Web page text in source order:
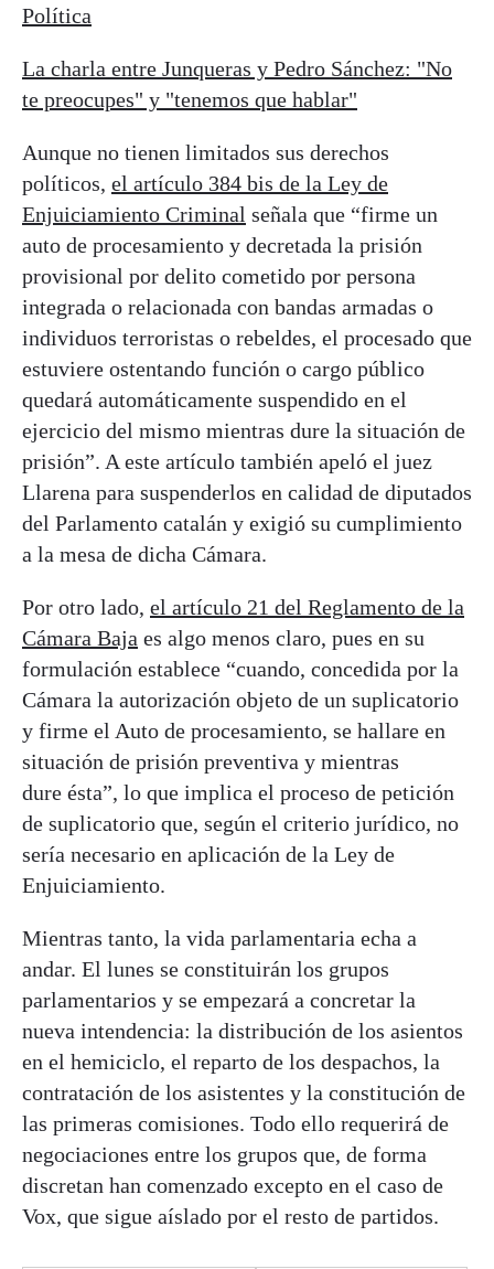
Política
La charla entre Junqueras y Pedro Sánchez: "No
te preocupes" y "tenemos que hablar"
Aunque no tienen limitados sus derechos
políticos, el artículo 384 bis de la Ley de
Enjuiciamiento Criminal señala que “firme un
auto de procesamiento y decretada la prisión
provisional por delito cometido por persona
integrada o relacionada con bandas armadas o
individuos terroristas o rebeldes, el procesado que
estuviere ostentando función o cargo público
quedará automáticamente suspendido en el
ejercicio del mismo mientras dure la situación de
prisión”. A este artículo también apeló el juez
Llarena para suspenderlos en calidad de diputados
del Parlamento catalán y exigió su cumplimiento
a la mesa de dicha Cámara.
Por otro lado, el artículo 21 del Reglamento de la
Cámara Baja es algo menos claro, pues en su
formulación establece “cuando, concedida por la
Cámara la autorización objeto de un suplicatorio
y firme el Auto de procesamiento, se hallare en
situación de prisión preventiva y mientras
dure ésta”, lo que implica el proceso de petición
de suplicatorio que, según el criterio jurídico, no
sería necesario en aplicación de la Ley de
Enjuiciamiento.
Mientras tanto, la vida parlamentaria echa a
andar. El lunes se constituirán los grupos
parlamentarios y se empezará a concretar la
nueva intendencia: la distribución de los asientos
en el hemiciclo, el reparto de los despachos, la
contratación de los asistentes y la constitución de
las primeras comisiones. Todo ello requerirá de
negociaciones entre los grupos que, de forma
discretan han comenzado excepto en el caso de
Vox, que sigue aíslado por el resto de partidos.